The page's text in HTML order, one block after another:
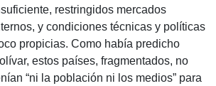
restringidos mercados
y condiciones técnicas y políticas
propicias. Como había predicho
estos países, fragmentados, no
“ni la población ni los medios” para